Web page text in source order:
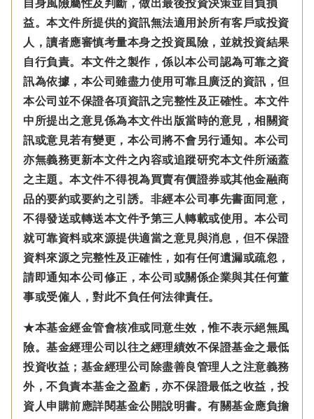
自身風險屬性及判斷，做出最後投資決策並自負損
益。本文件所提供的資訊無法適用於所有客戶或投資
人，讀者應審慎考量本身之投資風險，並就投資結果
自行負責。本文件之製作，係以本公司認為可靠之資
訊為依據，本公司雖盡力使用可靠且廣泛的資訊，但
本公司並不保證各項資訊之完整性及正確性。本文件
中所提出之意見係為本文件出版當時的意見，相關資
訊或意見若有變更，本公司將不會另行通知。本公司
亦無義務更新本文件之內容或追蹤研究本文件所涵蓋
之主題。本文件不得視為買賣有價證券或其他金融商
品的要約或要約之引誘。非經本公司事先書面同意，
不得發送或轉送本文件予第三人轉載或使用。本公司
就可靠資料或來源提供適當之意見與消息，但不保證
資料來源之完整性及正確性，如有任何遺漏或疏忽，
請即通知本公司修正，本公司或關係企業與其任何董
事或受僱人，對此不負任何法律責任。
★本基金經金管會核准或同意生效，惟不表示絕無風
險。基金經理公司以往之經理績效不保證基金之最低
投資收益；基金經理公司除盡善良管理人之注意義務
外，不負責本基金之盈虧，亦不保證最低之收益，投
資人申購前應詳閱基金公開說明書。有關基金應負擔